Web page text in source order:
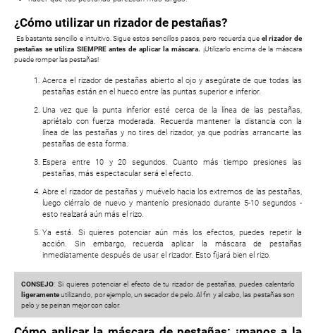
¿Cómo utilizar un rizador de pestañas?
Es bastante sencillo e intuitivo. Sigue estos sencillos pasos, pero recuerda que el rizador de
pestañas se utiliza SIEMPRE antes de aplicar la máscara. ¡Utilizarlo encima de la máscara
puede romper las pestañas!
Acerca el rizador de pestañas abierto al ojo y asegúrate de que todas las
pestañas están en el hueco entre las puntas superior e inferior.
Una vez que la punta inferior esté cerca de la línea de las pestañas,
apriétalo con fuerza moderada. Recuerda mantener la distancia con la
línea de las pestañas y no tires del rizador, ya que podrías arrancarte las
pestañas de esta forma.
Espera entre 10 y 20 segundos. Cuanto más tiempo presiones las
pestañas, más espectacular será el efecto.
Abre el rizador de pestañas y muévelo hacia los extremos de las pestañas,
luego ciérralo de nuevo y mantenlo presionado durante 5-10 segundos -
esto realzará aún más el rizo.
Ya está. Si quieres potenciar aún más los efectos, puedes repetir la
acción. Sin embargo, recuerda aplicar la máscara de pestañas
inmediatamente después de usar el rizador. Esto fijará bien el rizo.
CONSEJO: Si quieres potenciar el efecto de tu rizador de pestañas, puedes calentarlo
ligeramenteutilizando, por ejemplo, un secador de pelo. Al fin y al cabo, las pestañas son
pelo y se peinan mejor con calor.